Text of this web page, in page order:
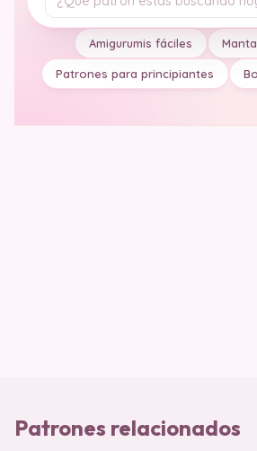
Tu pregunta
Amigurumis fáciles
Patrones para principiantes
Patrones relacionados